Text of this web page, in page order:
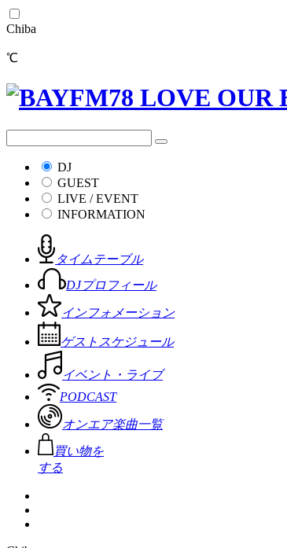
Chiba
℃
DJ
GUEST
LIVE / EVENT
INFORMATION
タイムテーブル
DJプロフィール
インフォメーション
ゲストスケジュール
イベント・ライブ
PODCAST
オンエア楽曲一覧
買い物を
する